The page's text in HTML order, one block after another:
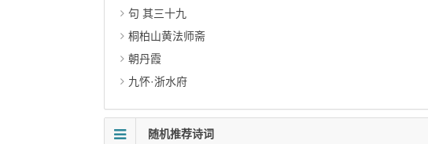
句 其三十九
桐柏山黄法师斋
朝丹霞
九怀·浙水府
随机推荐诗词